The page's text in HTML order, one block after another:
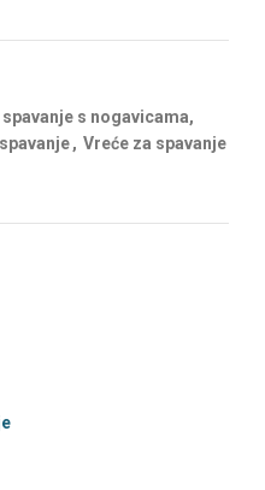
s nogavicama,
, Vreće za spavanje